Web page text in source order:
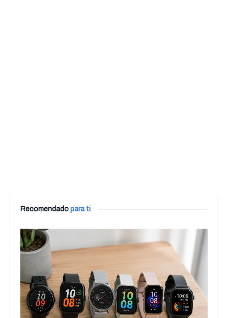
Recomendado para ti